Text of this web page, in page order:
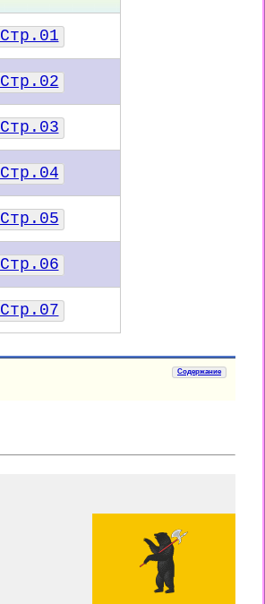
Стр.01
Стр.02
Стр.03
Стр.04
Стр.05
Стр.06
Стр.07
Содержание